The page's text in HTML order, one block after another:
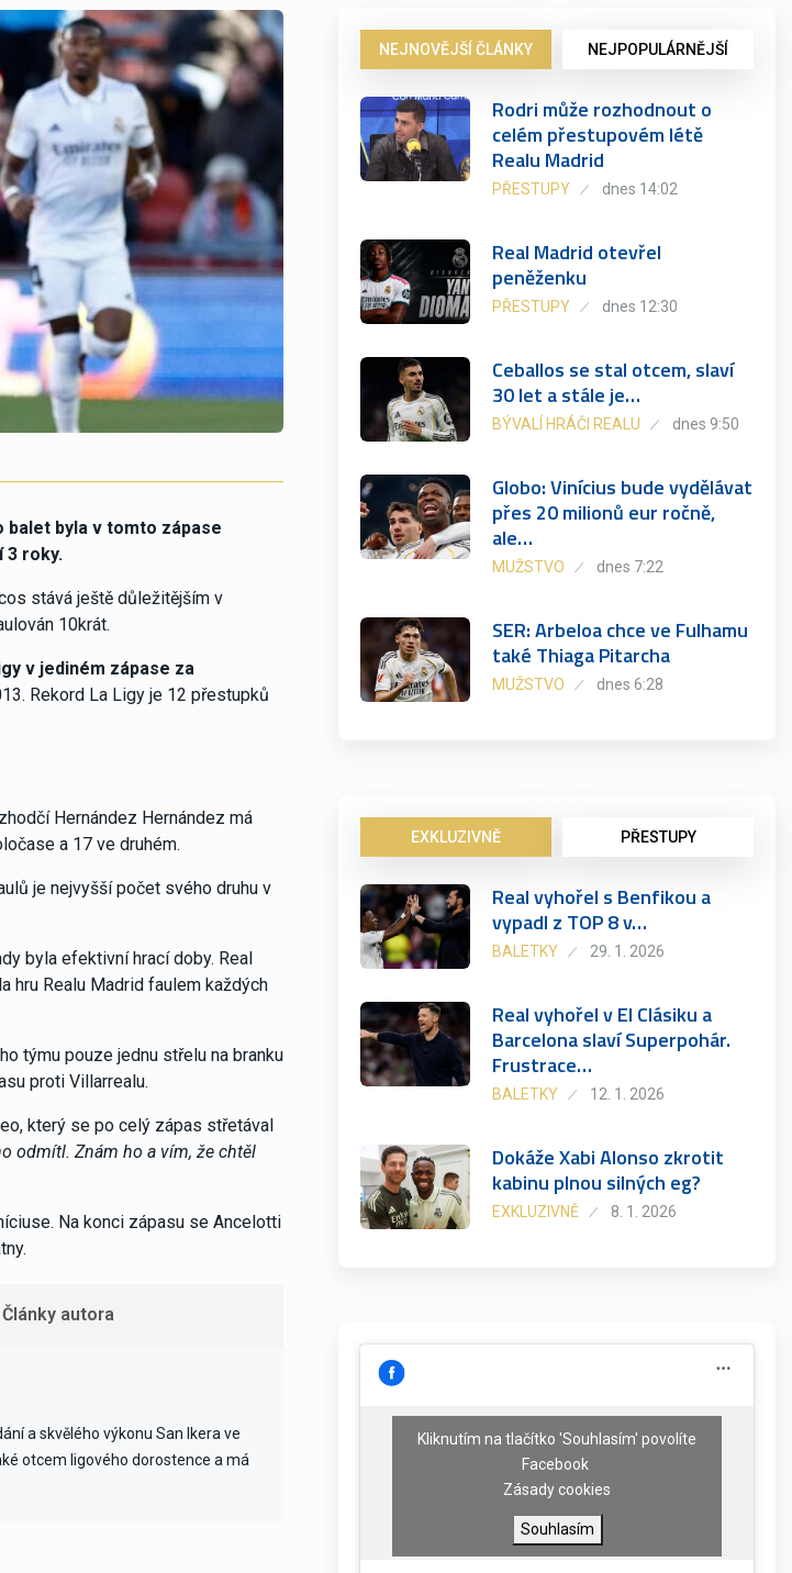
balet byla v tomto zápase
3 roky.
stává ještě důležitějším v
10krát.
v jediném zápase za
Rekord La Ligy je 12 přestupků
Hernández Hernández má
a 17 ve druhém.
je nejvyšší počet svého druhu v
byla efektivní hrací doby. Real
hru Realu Madrid faulem každých
týmu pouze jednu střelu na branku
proti Villarrealu.
který se po celý zápas střetával
odmítl. Znám ho a vím, že chtěl
Na konci zápasu se Ancelotti
Články autora
a skvělého výkonu San Ikera ve
otcem ligového dorostence a má
NEJNOVĚJŠÍ ČLÁNKY NEJPOPULÁRNĚJŠÍ
Rodri může rozhodnout o
celém přestupovém létě
Realu Madrid
PŘESTUPY dnes 14:02
Real Madrid otevřel
peněženku
PŘESTUPY dnes 12:30
Ceballos se stal otcem, slaví
30 let a stále je…
BÝVALÍ HRÁČI REALU dnes 9:50
Globo: Vinícius bude vydělávat
přes 20 milionů eur ročně,
ale…
MUŽSTVO dnes 7:22
SER: Arbeloa chce ve Fulhamu
také Thiaga Pitarcha
MUŽSTVO dnes 6:28
EXKLUZIVNĚ PŘESTUPY
Real vyhořel s Benfikou a
vypadl z TOP 8 v…
BALETKY 29. 1. 2026
Real vyhořel v El Clásiku a
Barcelona slaví Superpohár.
Frustrace…
BALETKY 12. 1. 2026
Dokáže Xabi Alonso zkrotit
kabinu plnou silných eg?
EXKLUZIVNĚ 8. 1. 2026
Kliknutím na tlačítko 'Souhlasím' povolíte
Facebook
Zásady cookies
Souhlasím